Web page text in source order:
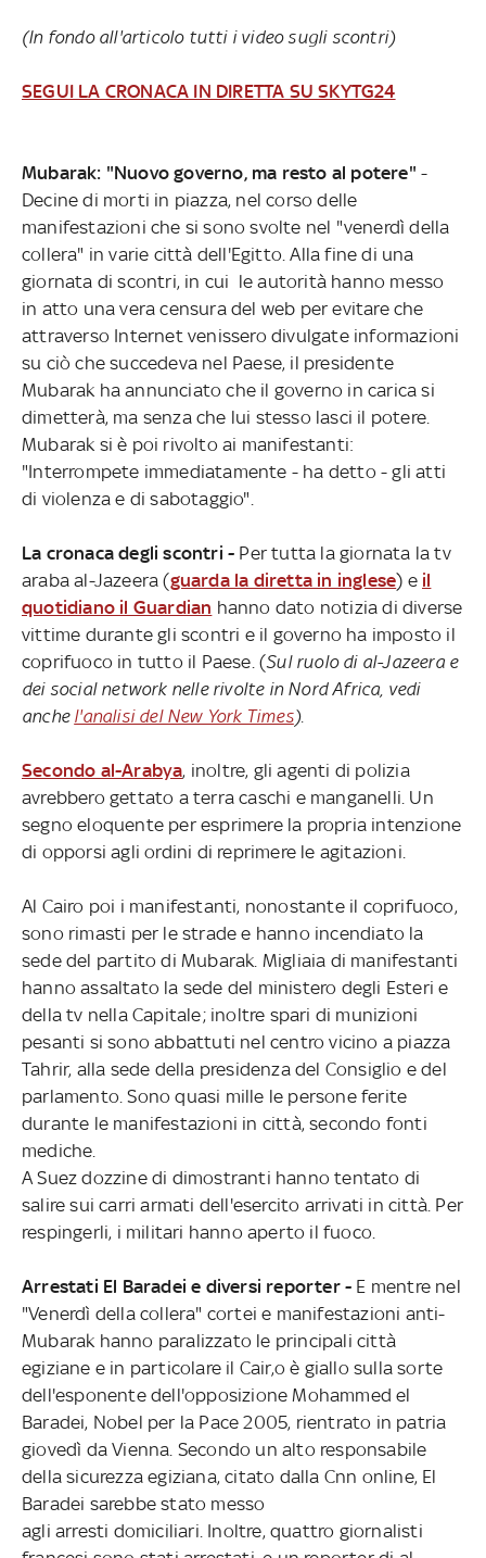
(In fondo all'articolo tutti i video sugli scontri)
SEGUI LA CRONACA IN DIRETTA SU SKYTG24
Mubarak: "Nuovo governo, ma resto al potere" -
Decine di morti in piazza, nel corso delle
manifestazioni che si sono svolte nel "venerdì della
collera" in varie città dell'Egitto. Alla fine di una
giornata di scontri, in cui le autorità hanno messo
in atto una vera censura del web per evitare che
attraverso Internet venissero divulgate informazioni
su ciò che succedeva nel Paese, il presidente
Mubarak ha annunciato che il governo in carica si
dimetterà, ma senza che lui stesso lasci il potere.
Mubarak si è poi rivolto ai manifestanti:
"Interrompete immediatamente - ha detto - gli atti
di violenza e di sabotaggio".
La cronaca degli scontri - Per tutta la giornata la tv
araba al-Jazeera (guarda la diretta in inglese) e il
quotidiano il Guardian hanno dato notizia di diverse
vittime durante gli scontri e il governo ha imposto il
coprifuoco in tutto il Paese. (Sul ruolo di al-Jazeera e
dei social network nelle rivolte in Nord Africa, vedi
anche l'analisi del New York Times).
Secondo al-Arabya, inoltre, gli agenti di polizia
avrebbero gettato a terra caschi e manganelli. Un
segno eloquente per esprimere la propria intenzione
di opporsi agli ordini di reprimere le agitazioni.
Al Cairo poi i manifestanti, nonostante il coprifuoco,
sono rimasti per le strade e hanno incendiato la
sede del partito di Mubarak. Migliaia di manifestanti
hanno assaltato la sede del ministero degli Esteri e
della tv nella Capitale; inoltre spari di munizioni
pesanti si sono abbattuti nel centro vicino a piazza
Tahrir, alla sede della presidenza del Consiglio e del
parlamento. Sono quasi mille le persone ferite
durante le manifestazioni in città, secondo fonti
mediche.
A Suez dozzine di dimostranti hanno tentato di
salire sui carri armati dell'esercito arrivati in città. Per
respingerli, i militari hanno aperto il fuoco.
Arrestati El Baradei e diversi reporter - E mentre nel
"Venerdì della collera" cortei e manifestazioni anti-
Mubarak hanno paralizzato le principali città
egiziane e in particolare il Cair,o è giallo sulla sorte
dell'esponente dell'opposizione Mohammed el
Baradei, Nobel per la Pace 2005, rientrato in patria
giovedì da Vienna. Secondo un alto responsabile
della sicurezza egiziana, citato dalla Cnn online, El
Baradei sarebbe stato messo
agli arresti domiciliari. Inoltre, quattro giornalisti